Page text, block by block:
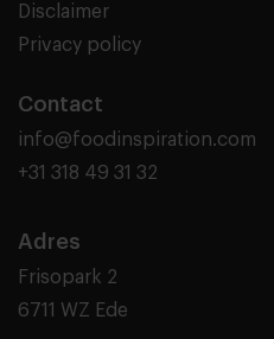
Disclaimer
Privacy policy
Contact
info@foodinspiration.com
+31 318 49 31 32
Adres
Frisopark 2
6711 WZ Ede